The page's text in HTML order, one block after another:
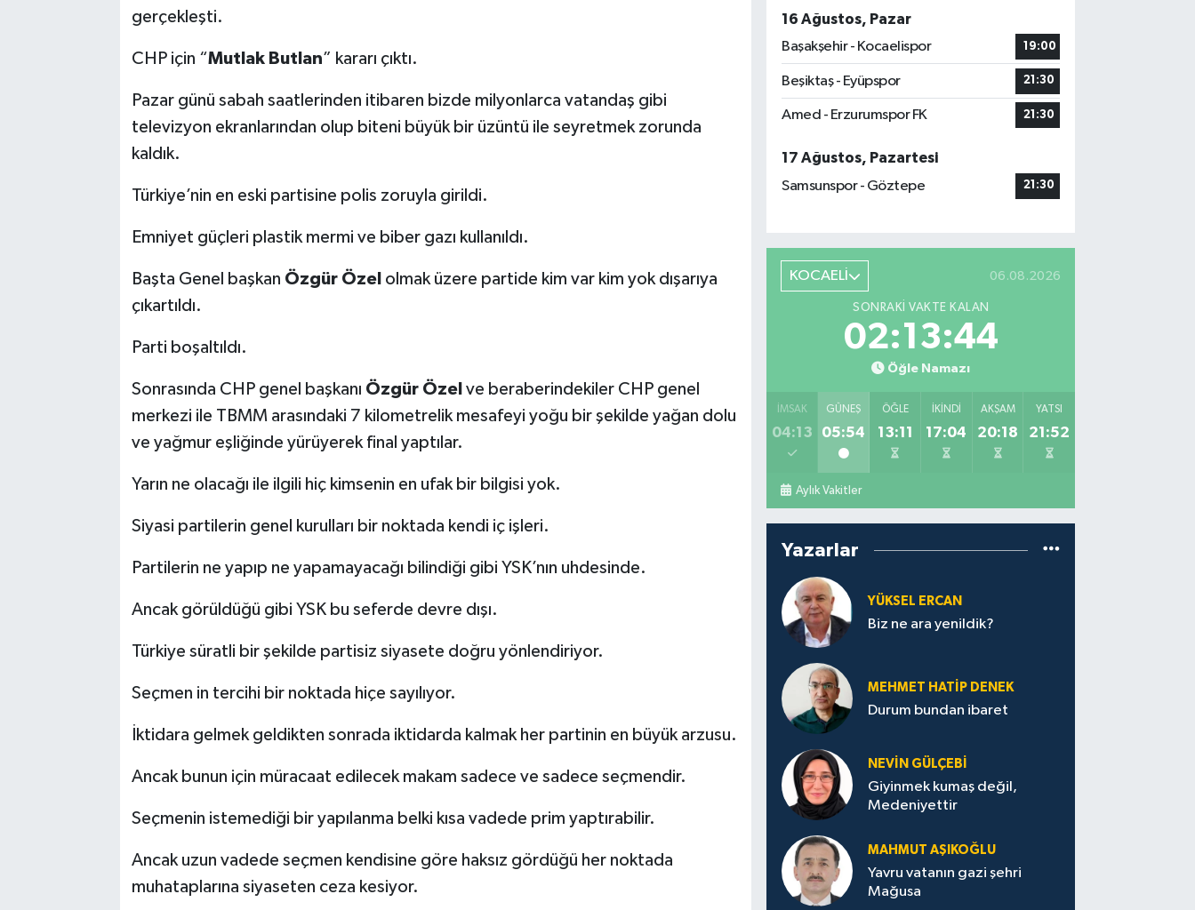
gerçekleşti.
CHP için “Mutlak Butlan” kararı çıktı.
Pazar günü sabah saatlerinden itibaren bizde milyonlarca vatandaş gibi
televizyon ekranlarından olup biteni büyük bir üzüntü ile seyretmek zorunda
kaldık.
Türkiye’nin en eski partisine polis zoruyla girildi.
Emniyet güçleri plastik mermi ve biber gazı kullanıldı.
Başta Genel başkan Özgür Özel olmak üzere partide kim var kim yok dışarıya
çıkartıldı.
Parti boşaltıldı.
Sonrasında CHP genel başkanı Özgür Özel ve beraberindekiler CHP genel
merkezi ile TBMM arasındaki 7 kilometrelik mesafeyi yoğu bir şekilde yağan dolu
ve yağmur eşliğinde yürüyerek final yaptılar.
Yarın ne olacağı ile ilgili hiç kimsenin en ufak bir bilgisi yok.
Siyasi partilerin genel kurulları bir noktada kendi iç işleri.
Partilerin ne yapıp ne yapamayacağı bilindiği gibi YSK’nın uhdesinde.
Ancak görüldüğü gibi YSK bu seferde devre dışı.
Türkiye süratli bir şekilde partisiz siyasete doğru yönlendiriyor.
Seçmen in tercihi bir noktada hiçe sayılıyor.
İktidara gelmek geldikten sonrada iktidarda kalmak her partinin en büyük arzusu.
Ancak bunun için müracaat edilecek makam sadece ve sadece seçmendir.
Seçmenin istemediği bir yapılanma belki kısa vadede prim yaptırabilir.
Ancak uzun vadede seçmen kendisine göre haksız gördüğü her noktada
muhataplarına siyaseten ceza kesiyor.
16 Ağustos, Pazar
Başakşehir - Kocaelispor
19:00
Beşiktaş - Eyüpspor 21:30
Amed - Erzurumspor FK 21:30
17 Ağustos, Pazartesi
Samsunspor - Göztepe
21:30
KOCAELİ 06.08.2026
SONRAKI VAKTE KALAN
02:13:43
Öğle Namazı
İMSAK
04:13
GÜNEŞ
05:54
ÖĞLE
13:11
İKINDI
17:04
AKŞAM
20:18
YATSI
21:52
Aylık Vakitler
Yazarlar
YÜKSEL ERCAN
Biz ne ara yenildik?
MEHMET HATİP DENEK
Durum bundan ibaret
NEVİN GÜLÇEBİ
Giyinmek kumaş değil,
Medeniyettir
MAHMUT AŞIKOĞLU
Yavru vatanın gazi şehri
Mağusa